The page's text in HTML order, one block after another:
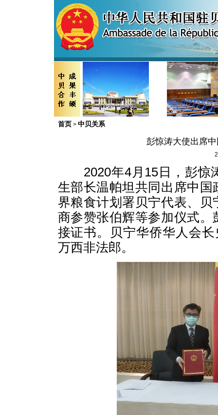
首页 > 中贝关系
彭惊涛大使出席
2020年4月15日，彭惊
生部长温帕坦共同出席中
界粮食计划署贝宁代表、
商参赞张伯辉等参加仪式
接证书。贝宁华侨华人会
万西非法郎。